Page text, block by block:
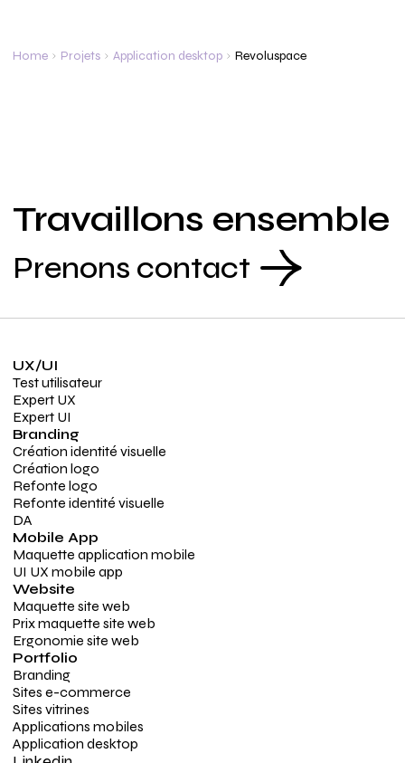
Home Projets Application desktop Revoluspace
Travaillons ensemble
Prenons contact
UX/UI
Test utilisateur
Expert UX
Expert UI
Branding
Création identité visuelle
Création logo
Refonte logo
Refonte identité visuelle
DA
Mobile App
Maquette application mobile
UI UX mobile app
Website
Maquette site web
Prix maquette site web
Ergonomie site web
Portfolio
Branding
Sites e-commerce
Sites vitrines
Applications mobiles
Application desktop